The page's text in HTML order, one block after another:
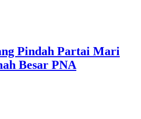
Pindah Partai Mari
Besar PNA